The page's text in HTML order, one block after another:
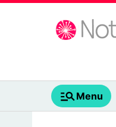
Menu